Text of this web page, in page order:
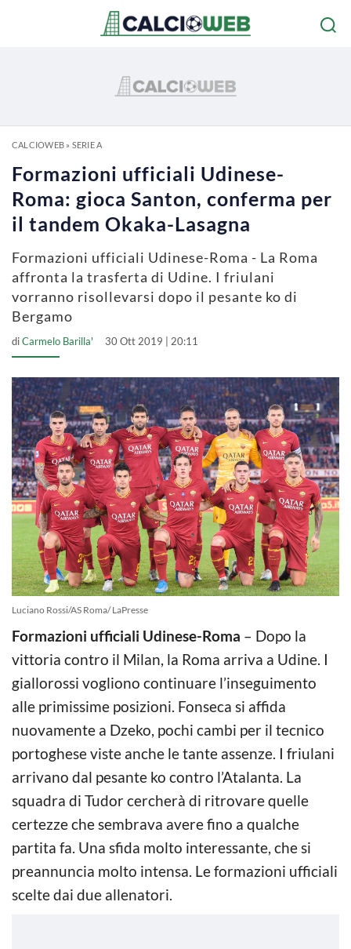
CALCIOWEB» SERIE A
Formazioni ufficiali Udinese-
Roma: gioca Santon, conferma per
il tandem Okaka-Lasagna
Formazioni ufficiali Udinese-Roma - La Roma
affronta la trasferta di Udine. I friulani
vorranno risollevarsi dopo il pesante ko di
Bergamo
diCarmelo Barilla' 30 Ott 2019 | 20:11
Luciano Rossi/AS Roma/ LaPresse
Formazioni ufficiali Udinese-Roma – Dopo la
vittoria contro il Milan, la Roma arriva a Udine. I
giallorossi vogliono continuare l’inseguimento
alle primissime posizioni. Fonseca si affida
nuovamente a Dzeko, pochi cambi per il tecnico
portoghese viste anche le tante assenze. I friulani
arrivano dal pesante ko contro l’Atalanta. La
squadra di Tudor cercherà di ritrovare quelle
certezze che sembrava avere fino a qualche
partita fa. Una sfida molto interessante, che si
preannuncia molto intensa. Le formazioni ufficiali
scelte dai due allenatori.